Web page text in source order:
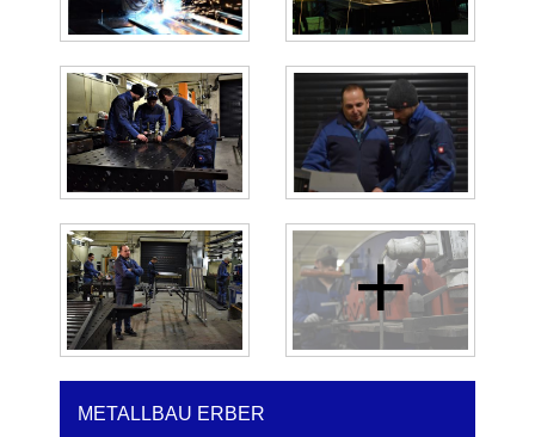
METALLBAU ERBER